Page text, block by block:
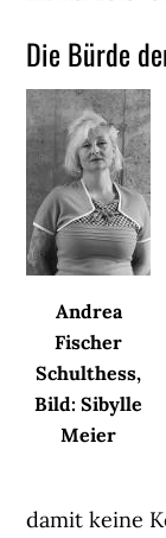
Die Bürde
Andrea
Fischer
Schulthess,
Bild: Sibylle
Meier
damit keine